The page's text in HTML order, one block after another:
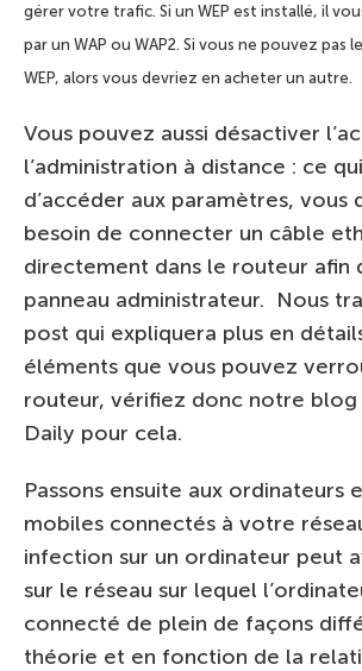
gérer votre trafic. Si un WEP est installé, il
par un WAP ou WAP2. Si vous ne pouvez pas
WEP, alors vous devriez en acheter un autre.
Vous pouvez aussi désactiver
l’administration à distance : ce
d’accéder aux paramètres, vous
besoin de connecter un câble
directement dans le routeur afin
panneau administrateur. Nous
post qui expliquera plus en
éléments que vous pouvez
routeur, vérifiez donc notre blog
Daily pour cela.
Passons ensuite aux ordinateurs
mobiles connectés à votre
infection sur un ordinateur peut
sur le réseau sur lequel
connecté de plein de façons
théorie et en fonction de la